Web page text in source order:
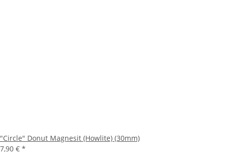
"Circle" Donut Magnesit (Howlite) (30mm)
7,90 € *